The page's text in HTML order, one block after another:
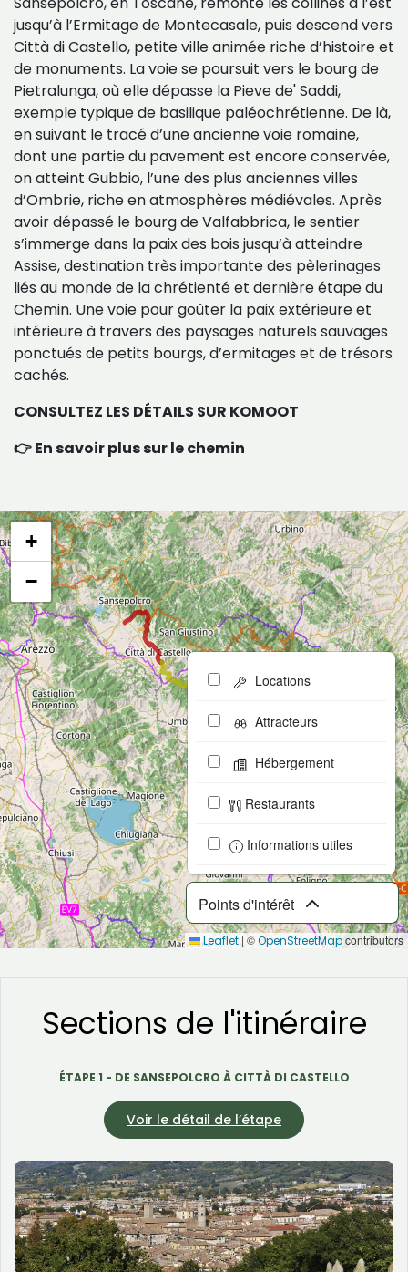
jusqu’à l’Ermitage de Montecasale, puis descend vers
Città di Castello, petite ville animée riche d’histoire et
de monuments. La voie se poursuit vers le bourg de
Pietralunga, où elle dépasse la Pieve de' Saddi,
exemple typique de basilique paléochrétienne. De là,
en suivant le tracé d’une ancienne voie romaine,
dont une partie du pavement est encore conservée,
on atteint Gubbio, l’une des plus anciennes villes
d’Ombrie, riche en atmosphères médiévales. Après
avoir dépassé le bourg de Valfabbrica, le sentier
s’immerge dans la paix des bois jusqu’à atteindre
Assise, destination très importante des pèlerinages
liés au monde de la chrétienté et dernière étape du
Chemin. Une voie pour goûter la paix extérieure et
intérieure à travers des paysages naturels sauvages
ponctués de petits bourgs, d’ermitages et de trésors
cachés.
CONSULTEZ LES DÉTAILS SUR KOMOOT
👉 En savoir plus sur le chemin
Sections de l'itinéraire
ÉTAPE 1 - DE SANSEPOLCRO À CITTÀ DI CASTELLO
Voir le détail de l’étape
+
−
Points d'intérêt
Locations
Attracteurs
Hébergement
Restaurants
Informations utiles
Leaflet | ©OpenStreetMapcontributors